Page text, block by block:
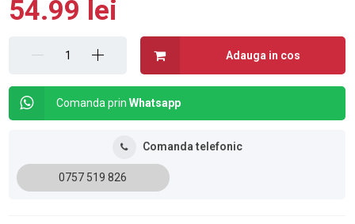
54.99 lei
Adauga in cos
Comanda prinWhatsapp
Comanda telefonic
0757 519 826